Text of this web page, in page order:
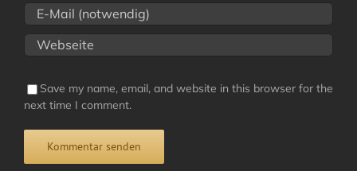
Save my name, email, and website in this browser for the
next time I comment.